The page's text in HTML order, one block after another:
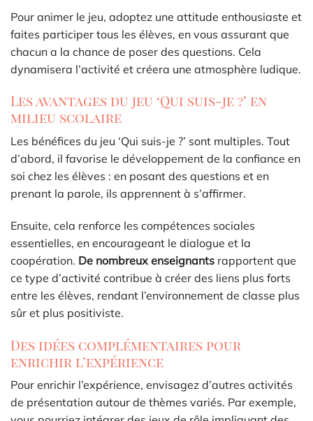
Pour animer le jeu, adoptez une attitude enthousiaste et
faites participer tous les élèves, en vous assurant que
chacun a la chance de poser des questions. Cela
dynamisera l’activité et créera une atmosphère ludique.
Les avantages du jeu ‘Qui suis-je ?’ en
milieu scolaire
Les bénéfices du jeu ‘Qui suis-je ?’ sont multiples. Tout
d’abord, il favorise le développement de la confiance en
soi chez les élèves : en posant des questions et en
prenant la parole, ils apprennent à s’affirmer.
Ensuite, cela renforce les compétences sociales
essentielles, en encourageant le dialogue et la
coopération. De nombreux enseignants rapportent que
ce type d’activité contribue à créer des liens plus forts
entre les élèves, rendant l’environnement de classe plus
sûr et plus positiviste.
Des idées complémentaires pour
enrichir l’expérience
Pour enrichir l’expérience, envisagez d’autres activités
de présentation autour de thèmes variés. Par exemple,